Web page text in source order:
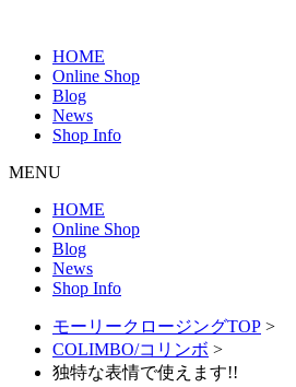
HOME
Online Shop
Blog
News
Shop Info
MENU
HOME
Online Shop
Blog
News
Shop Info
モーリークロージングTOP >
COLIMBO/コリンボ >
独特な表情で使えます!!